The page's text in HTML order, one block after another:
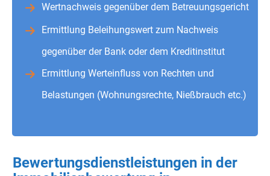
Wertnachweis gegenüber dem Betreuungsgericht
Ermittlung Beleihungswert zum Nachweis
gegenüber der Bank oder dem Kreditinstitut
Ermittlung Werteinfluss von Rechten und
Belastungen (Wohnungsrechte, Nießbrauch etc.)
Bewertungsdienstleistungen in der